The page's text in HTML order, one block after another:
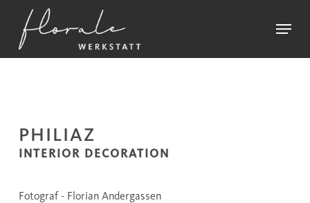
main
content
Menu
PHILIAZ
INTERIOR DECORATION
Fotograf - Florian Andergassen
Menu